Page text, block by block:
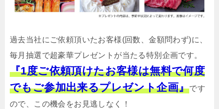
過去当社にご依頼頂いたお客様(回数、金額問わず)に、
毎月抽選で超豪華プレゼントが当たる特別企画です。
『1度ご依頼頂けたお客様は無料で何度
でもご参加出来るプレゼント企画』です
ので、この機会をお見逃しなく！